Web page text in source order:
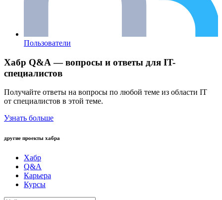
Пользователи
Хабр Q&A — вопросы и ответы для IT-
специалистов
Получайте ответы на вопросы по любой теме из области IT
от специалистов в этой теме.
Узнать больше
другие проекты хабра
Хабр
Q&A
Карьера
Курсы